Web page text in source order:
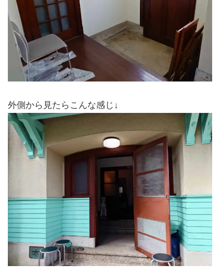
外側から見たらこんな感じ↓